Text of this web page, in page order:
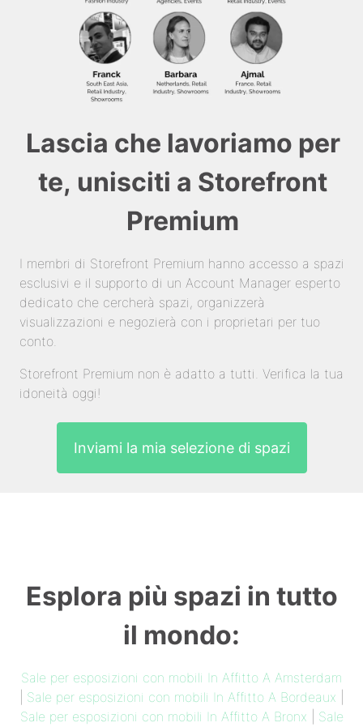
Lascia che lavoriamo per
te, unisciti a Storefront
Premium
I membri di Storefront Premium hanno accesso a spazi
esclusivi e il supporto di un Account Manager esperto
dedicato che cercherà spazi, organizzerà
visualizzazioni e negozierà con i proprietari per tuo
conto.
Storefront Premium non è adatto a tutti. Verifica la tua
idoneità oggi!
Inviami la mia selezione di spazi
Esplora più spazi in tutto
il mondo:
Sale per esposizioni con mobili In Affitto A Amsterdam
Sale per esposizioni con mobili In Affitto A Bordeaux
Sale per esposizioni con mobili In Affitto A Bronx
Sale